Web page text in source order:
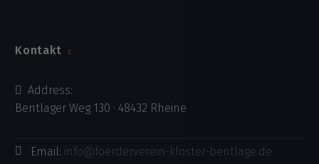
Kontakt
Address:
Bentlager Weg 130 · 48432 Rheine
Email: info@foerderverein-kloster-bentlage.de